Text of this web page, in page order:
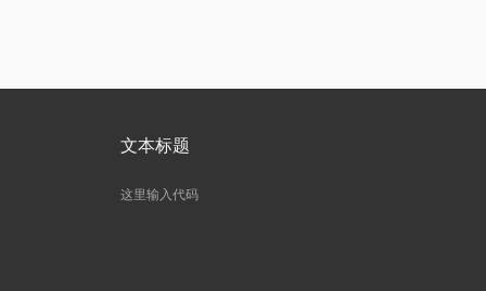
文本标题
这里输入代码